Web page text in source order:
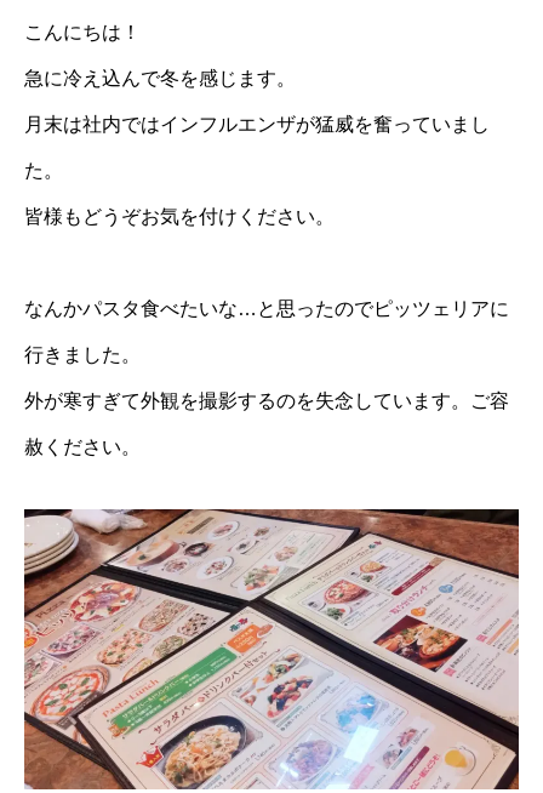
MARKETING
GRAPHIC DESIGN
NEWS
新卒採用
中途採用(正社員)
中途採用(パート)
エントリーフォーム プライバシーポリシー
こんにちは！
急に冷え込んで冬を感じます。
月末は社内ではインフルエンザが猛威を奮っていまし
た。
皆様もどうぞお気を付けください。
なんかパスタ食べたいな…と思ったのでピッツェリアに
行きました。
外が寒すぎて外観を撮影するのを失念しています。ご容
赦ください。